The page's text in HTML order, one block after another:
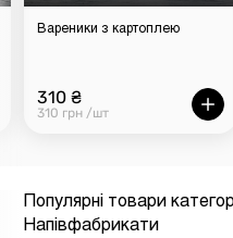
Вареники з картоплею
310 ₴
310 грн /шт
Популярні товари
Напівфабрикати